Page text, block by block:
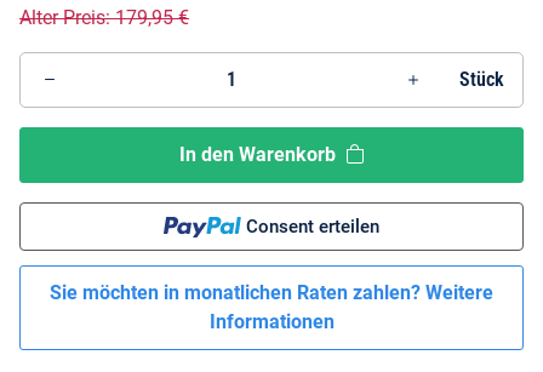
Alter Preis: 179,95 €
Stück
In den Warenkorb
Consent erteilen
Sie möchten in monatlichen Raten zahlen? Weitere
Informationen